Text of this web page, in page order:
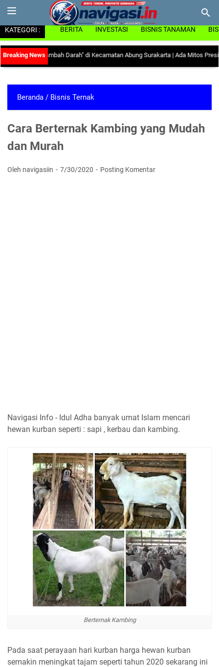
KATEGORI : BERITA INVESTASI BISNIS TANAMAN
Tambah Darah" di Kecamatan Abung Surakarta|Ada Mitos Presiden
Beranda / Bisnis Ternak
Cara Berternak Kambing yang Mudah
dan Murah
Oleh navigasiin 7/30/2020 Posting Komentar
Navigasi Info - Idul Adha banyak umat Islam mencari
hewan kurban seperti : sapi , kerbau dan kambing.
Berternak Kambing
Pada saat perayaan hari kurban harga hewan kurban
semakin meningkat tajam seperti tahun 2020 sekarang ini